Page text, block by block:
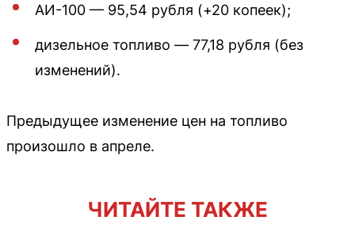
АИ-100 — 95,54 рубля (+20 копеек);
дизельное топливо — 77,18 рубля (без
изменений).
Предыдущее изменение цен на топливо
произошло в апреле.
ЧИТАЙТЕ ТАКЖЕ